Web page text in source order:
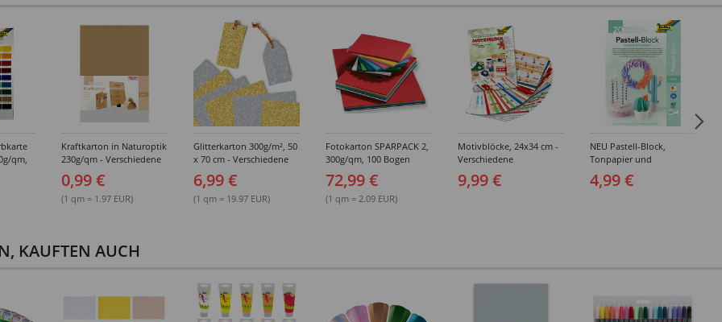
qm,
Kraftkarton in Naturoptik
230g/qm - Verschiedene
Formate
0,99 €
(1 qm = 1.97 EUR)
Glitterkarton 300g/m², 50
x 70 cm - Verschiedene
Ausführungen
6,99 €
(1 qm = 19.97 EUR)
Fotokarton SPARPACK 2,
300g/qm, 100 Bogen
50x70 cm sortiert
72,99 €
(1 qm = 2.09 EUR)
Motivblöcke, 24x34 cm -
Verschiedene
Sortierungen
9,99 €
NEU Pastell-Block,
Tonpapier und
Fotokarton A4, 20 Blatt
sortiert
4,99 €
KAUFTEN AUCH